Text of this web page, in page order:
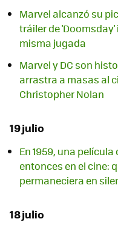
Marvel alcanzó su
tráiler de
misma jugada
Marvel y DC son
arrastra a masas al
Christopher Nolan
19 julio
En 1959, una
entonces en el cine:
permaneciera en
18 julio